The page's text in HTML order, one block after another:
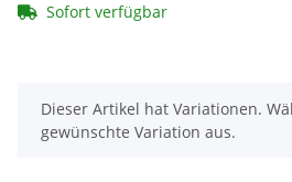
Sofort verfügbar
x
Dieser Artikel hat Variationen.
gewünschte Variation aus.